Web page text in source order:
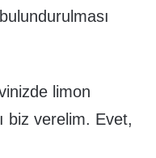
limon
biz verelim. Evet,